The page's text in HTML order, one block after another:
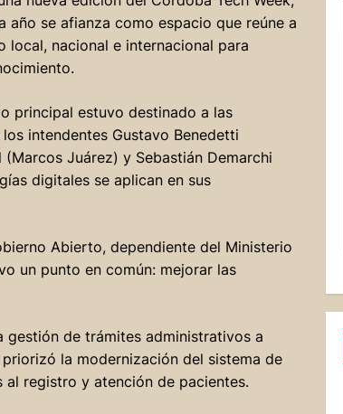
se afianza como espacio que reúne a
local, nacional e internacional para
principal estuvo destinado a las
intendentes Gustavo Benedetti
Juárez) y Sebastián Demarchi
digitales se aplican en sus
Abierto, dependiente del Ministerio
un punto en común: mejorar las
gestión de trámites administrativos a
la modernización del sistema de
registro y atención de pacientes.